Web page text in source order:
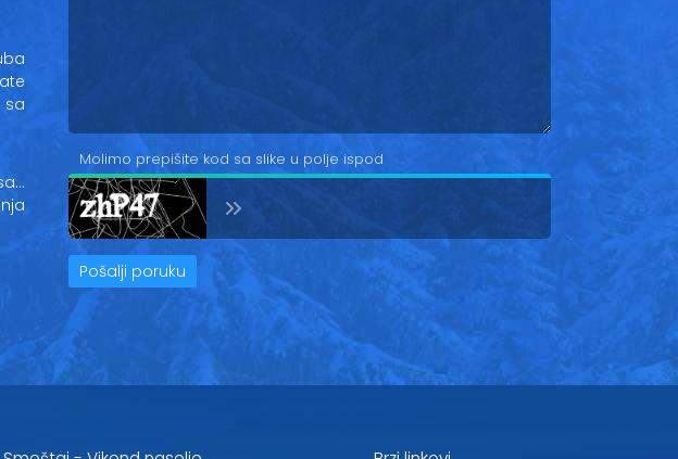
sa
Molimo prepišite kod sa slike u polje ispod
Pošalji poruku